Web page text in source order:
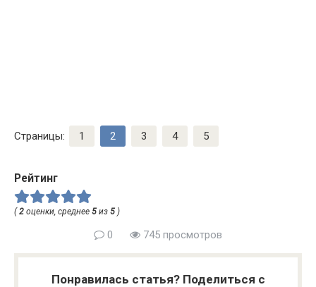
Страницы: 1 2 3 4 5
Рейтинг
(2 оценки, среднее 5 из 5 )
0 745 просмотров
Понравилась статья? Поделиться с